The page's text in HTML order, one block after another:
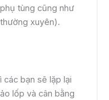
tùng cũng như
xuyên).
các bạn sẽ lặp lại
lốp và cân bằng